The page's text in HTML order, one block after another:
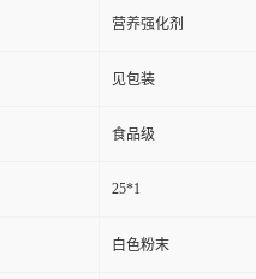
营养强化剂
见包装
食品级
25*1
白色粉末